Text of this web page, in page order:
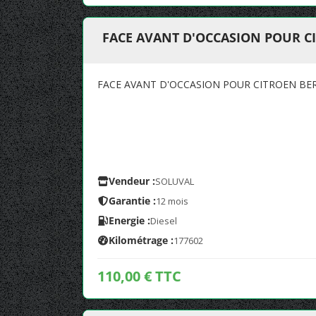
FACE AVANT D'OCCASION POUR
FACE AVANT D'OCCASION POUR CITROEN
Vendeur :SOLUVAL
Garantie :12 mois
Energie :Diesel
Kilométrage :177602
110,00 € TTC